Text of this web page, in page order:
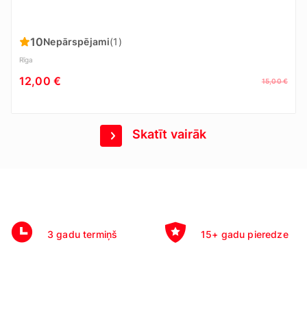
10Nepārspējami(1)
Rīga
12,00 € 15,00 €
Skatīt vairāk
3 gadu termiņš 15+ gadu pieredze